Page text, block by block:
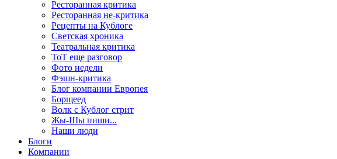
Ресторанная критика
Ресторанная не-критика
Рецепты на Кублоге
Светская хроника
Театральная критика
ТоТ еще разговор
Фото недели
Фэшн-критика
Блог компании Европея
Борщеед
Волк с Кублог стрит
Жы-Шы пиши...
Наши люди
Блоги
Компании